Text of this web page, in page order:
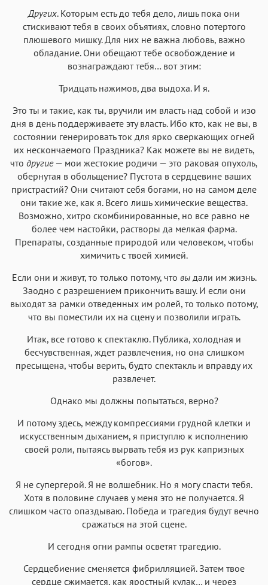
Других. Которым есть до тебя дело, лишь пока они
стискивают тебя в своих объятиях, словно потертого
плюшевого мишку. Для них не важна любовь, важно
обладание. Они обещают тебе освобождение и
вознаграждают тебя… вот этим:
Тридцать нажимов, два выдоха. И я.
Это ты и такие, как ты, вручили им власть над собой и изо
дня в день поддерживаете эту власть. Ибо кто, как не вы, в
состоянии генерировать ток для ярко сверкающих огней
их нескончаемого Праздника? Как можете вы не видеть,
что другие— мои жестокие родичи — это раковая опухоль,
обернутая в обольщение? Пустота в сердцевине ваших
пристрастий? Они считают себя богами, но на самом деле
они такие же, как я. Всего лишь химические вещества.
Возможно, хитро скомбинированные, но все равно не
более чем настойки, растворы да мелкая фарма.
Препараты, созданные природой или человеком, чтобы
химичить с твоей химией.
Если они и живут, то только потому, что выдали им жизнь.
Заодно с разрешением прикончить вашу. И если они
выходят за рамки отведенных им ролей, то только потому,
что вы поместили их на сцену и позволили играть.
Итак, все готово к спектаклю. Публика, холодная и
бесчувственная, ждет развлечения, но она слишком
пресыщена, чтобы верить, будто спектакль и вправду их
развлечет.
Однако мы должны попытаться, верно?
И потому здесь, между компрессиями грудной клетки и
искусственным дыханием, я приступлю к исполнению
своей роли, пытаясь вырвать тебя из рук капризных
«богов».
Я не супергерой. Я не волшебник. Но я могу спасти тебя.
Хотя в половине случаев у меня это не получается. Я
слишком часто опаздываю. Победа и трагедия будут вечно
сражаться на этой сцене.
И сегодня огни рампы осветят трагедию.
Сердцебиение сменяется фибрилляцией. Затем твое
сердце сжимается, как яростный кулак… и через